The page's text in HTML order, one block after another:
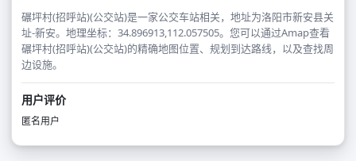
碾坪村(招呼站)(公交站)是一家公交车站相关，地址为洛阳市新安县关
址-新安。地理坐标：34.896913,112.057505。您可以通过Amap查看
碾坪村(招呼站)(公交站)的精确地图位置、规划到达路线，以及查找周
边设施。
用户评价
匿名用户